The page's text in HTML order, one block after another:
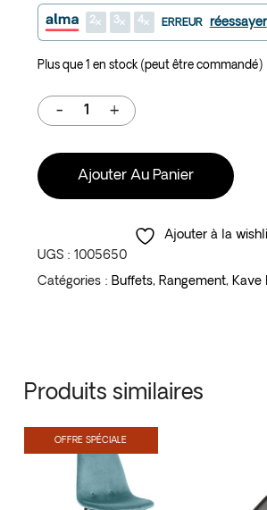
2 3 4 ERREUR réessayer
Plus que 1 en stock (peut être commandé)
Ajouter Au Panier
Ajouter à la
UGS : 1005650
Catégories : Buffets, Rangement, Kave
Produits similaires
OFFRE SPÉCIALE